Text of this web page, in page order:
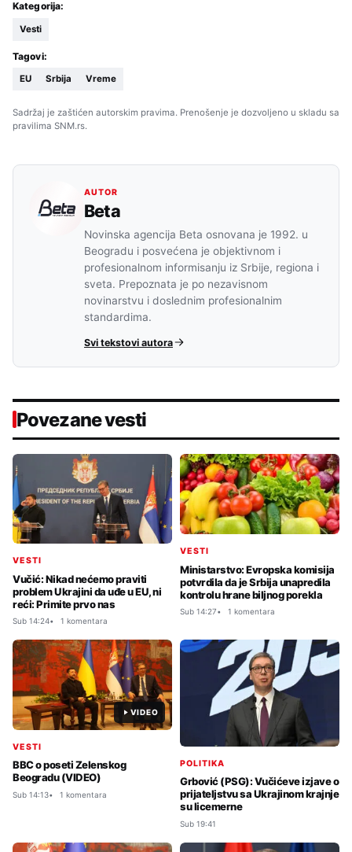
Kategorija:
Vesti
Tagovi:
EU Srbija Vreme
Sadržaj je zaštićen autorskim pravima. Prenošenje je dozvoljeno u skladu sa
pravilima SNM.rs.
AUTOR
Beta
Novinska agencija Beta osnovana je 1992. u
Beogradu i posvećena je objektivnom i
profesionalnom informisanju iz Srbije, regiona i
sveta. Prepoznata je po nezavisnom
novinarstvu i doslednim profesionalnim
standardima.
Svi tekstovi autora
Povezane vesti
VESTI
Vučić: Nikad nećemo praviti
problem Ukrajini da uđe u EU, ni
reći: Primite prvo nas
Sub 14:24 1 komentara
VESTI
Ministarstvo: Evropska komisija
potvrdila da je Srbija unapredila
kontrolu hrane biljnog porekla
Sub 14:27 1 komentara
VIDEO
VESTI
BBC o poseti Zelenskog
Beogradu (VIDEO)
Sub 14:13 1 komentara
POLITIKA
Grbović (PSG): Vučićeve izjave o
prijateljstvu sa Ukrajinom krajnje
su licemerne
Sub 19:41